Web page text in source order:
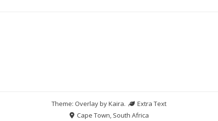
Theme: Overlay byKaira.
Extra Text
Cape Town, South Africa